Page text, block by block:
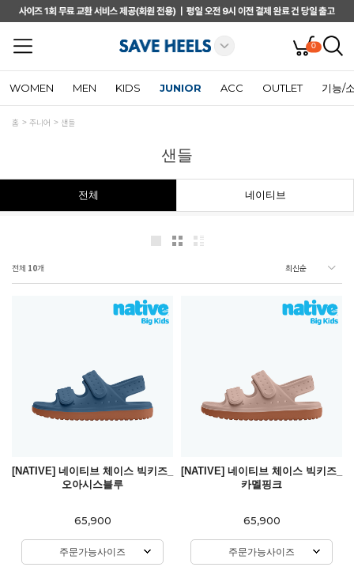
0
WOMEN MEN KIDS JUNIOR ACC OUTLET 기능/
홈 주니어 샌들
샌들
전체 네이티브
전체 10개
[NATIVE] 네이티브 체이스 빅키즈_
오아시스블루
65,900
주문가능사이즈
[NATIVE] 네이티브 체이스 빅키즈_
카멜핑크
65,900
주문가능사이즈